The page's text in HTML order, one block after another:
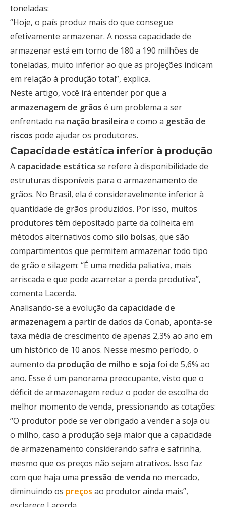
toneladas:
“Hoje, o país produz mais do que consegue
efetivamente armazenar. A nossa capacidade de
armazenar está em torno de 180 a 190 milhões de
toneladas, muito inferior ao que as projeções indicam
em relação à produção total”, explica.
Neste artigo, você irá entender por que a
armazenagem de grãos é um problema a ser
enfrentado na nação brasileira e como a gestão de
riscos pode ajudar os produtores.
Capacidade estática inferior à produção
A capacidade estática se refere à disponibilidade de
estruturas disponíveis para o armazenamento de
grãos. No Brasil, ela é consideravelmente inferior à
quantidade de grãos produzidos. Por isso, muitos
produtores têm depositado parte da colheita em
métodos alternativos como silo bolsas, que são
compartimentos que permitem armazenar todo tipo
de grão e silagem: “É uma medida paliativa, mais
arriscada e que pode acarretar a perda produtiva”,
comenta Lacerda.
Analisando-se a evolução da capacidade de
armazenagem a partir de dados da Conab, aponta-se
taxa média de crescimento de apenas 2,3% ao ano em
um histórico de 10 anos. Nesse mesmo período, o
aumento da produção de milho e soja foi de 5,6% ao
ano. Esse é um panorama preocupante, visto que o
déficit de armazenagem reduz o poder de escolha do
melhor momento de venda, pressionando as cotações:
“O produtor pode se ver obrigado a vender a soja ou
o milho, caso a produção seja maior que a capacidade
de armazenamento considerando safra e safrinha,
mesmo que os preços não sejam atrativos. Isso faz
com que haja uma pressão de venda no mercado,
diminuindo os preços ao produtor ainda mais”,